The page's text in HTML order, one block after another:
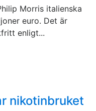
Morris italienska
euro. Det är
enligt...
nikotinbruket